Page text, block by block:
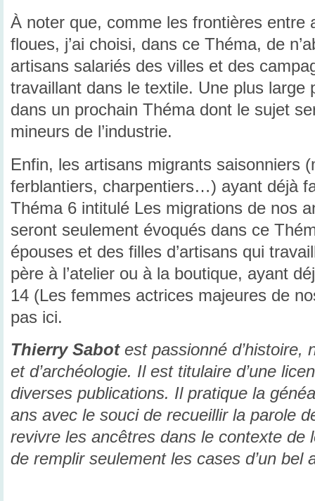
À noter que, comme les frontières entre
floues, j’ai choisi, dans ce Théma, de
artisans salariés des villes et des
travaillant dans le textile. Une plus large
dans un prochain Théma dont le sujet
mineurs de l’industrie.
Enfin, les artisans migrants saisonniers
ferblantiers, charpentiers…) ayant déjà
Théma 6 intitulé Les migrations de nos
seront seulement évoqués dans ce
épouses et des filles d’artisans qui
père à l’atelier ou à la boutique, ayant
14 (Les femmes actrices majeures de
pas ici.
Thierry Sabotest passionné d’histoire,
et d’archéologie. Il est titulaire d’une
diverses publications. Il pratique la
ans avec le souci de recueillir la parole
revivre les ancêtres dans le contexte de
de remplir seulement les cases d’un bel